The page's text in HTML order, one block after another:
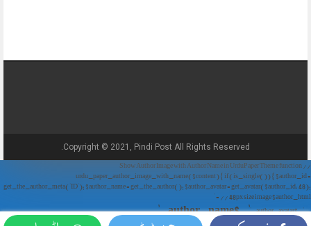
Copyright © 2021, Pindi Post All Rights Reserved.
// Show Author Image with Author Name in UrduPaper Theme function
urdu_paper_author_image_with_name($content) { if (is_single()) { $author_id =
get_the_author_meta('ID'); $author_name = get_the_author(); $author_avatar = get_avatar($author_id, 48);
// 48px size image $author_html = '
' . $author_avatar . '
' . $author_name . '